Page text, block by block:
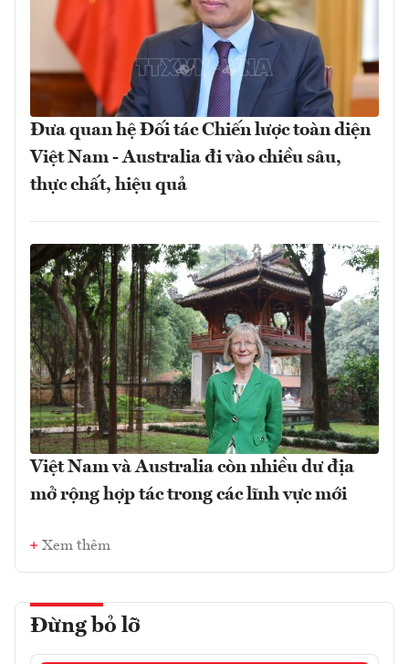
Đưa quan hệ Đối tác Chiến lược toàn diện
Việt Nam - Australia đi vào chiều sâu,
thực chất, hiệu quả
Việt Nam và Australia còn nhiều dư địa
mở rộng hợp tác trong các lĩnh vực mới
Xem thêm
Đừng bỏ lỡ